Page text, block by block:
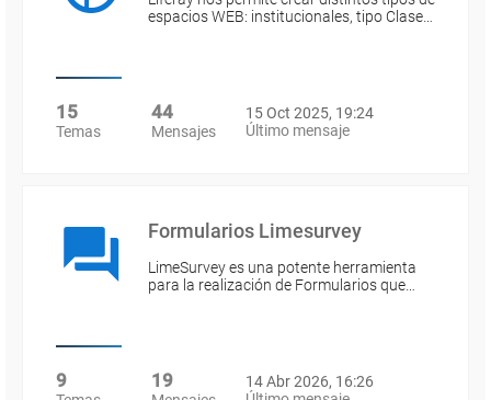
espacios WEB: institucionales, tipo Clase…
15
Temas
44
Mensajes
15 Oct 2025, 19:24
Último mensaje
Formularios Limesurvey
LimeSurvey es una potente herramienta
para la realización de Formularios que…
9 19
14 Abr 2026, 16:26